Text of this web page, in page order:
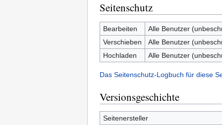
Seitenschutz
Bearbeiten
Alle Benutzer
Verschieben
Alle Benutzer
Hochladen
Alle Benutzer
Das Seitenschutz-Logbuch für diese
Versionsgeschichte
Seitenersteller